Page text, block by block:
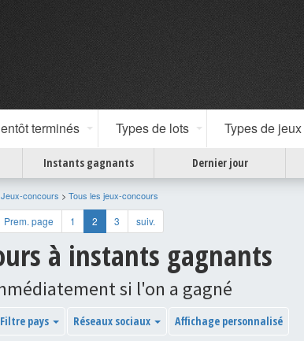
terminés Types de lots Types de jeux
Instants gagnants Dernier jour
Jeux-concours > Tous les jeux-concours
Prem. page 1 2 3 suiv.
à instants gagnants
si l'on a gagné
Filtre pays Réseaux sociaux Affichage personnalisé